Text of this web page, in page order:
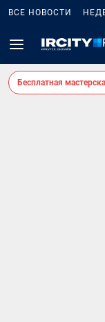
ВСЕ НОВОСТИ
Бесплатная